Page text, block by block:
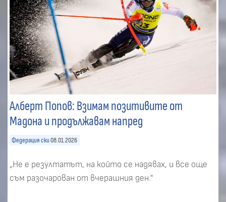
Алберт Попов: Взимам позитивите от
Мадона и продължавам напред
Федерация ски 08.01.2026
„Не е резултатът, на който се надявах, и все още
съм разочарован от вчерашния ден."